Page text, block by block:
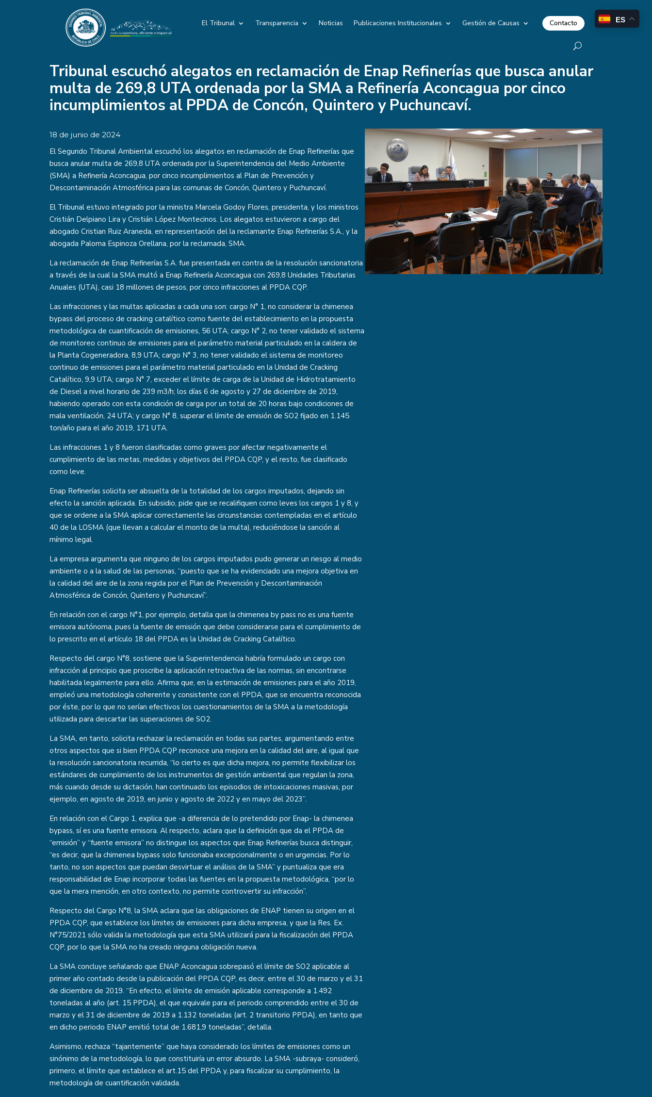
El Tribunal Transparencia Noticias Publicaciones Institucionales Gestión de Causas Contacto
Tribunal escuchó alegatos en reclamación de Enap Refinerías que busca anular
multa de 269,8 UTA ordenada por la SMA a Refinería Aconcagua por cinco
incumplimientos al PPDA de Concón, Quintero y Puchuncaví.
18 de junio de 2024
El Segundo Tribunal Ambiental escuchó los alegatos en reclamación de Enap Refinerías que
busca anular multa de 269,8 UTA ordenada por la Superintendencia del Medio Ambiente
(SMA) a Refinería Aconcagua, por cinco incumplimientos al Plan de Prevención y
Descontaminación Atmosférica para las comunas de Concón, Quintero y Puchuncaví.
El Tribunal estuvo integrado por la ministra Marcela Godoy Flores, presidenta, y los ministros
Cristián Delpiano Lira y Cristián López Montecinos. Los alegatos estuvieron a cargo del
abogado Cristian Ruiz Araneda, en representación del la reclamante Enap Refinerías S.A., y la
abogada Paloma Espinoza Orellana, por la reclamada, SMA.
La reclamación de Enap Refinerías S.A. fue presentada en contra de la resolución sancionatoria
a través de la cual la SMA multó a Enap Refinería Aconcagua con 269,8 Unidades Tributarias
Anuales (UTA), casi 18 millones de pesos, por cinco infracciones al PPDA CQP.
Las infracciones y las multas aplicadas a cada una son: cargo N° 1, no considerar la chimenea
bypass del proceso de cracking catalítico como fuente del establecimiento en la propuesta
metodológica de cuantificación de emisiones, 56 UTA; cargo N° 2, no tener validado el sistema
de monitoreo continuo de emisiones para el parámetro material particulado en la caldera de
la Planta Cogeneradora, 8,9 UTA; cargo N° 3, no tener validado el sistema de monitoreo
continuo de emisiones para el parámetro material particulado en la Unidad de Cracking
Catalítico, 9,9 UTA; cargo N° 7, exceder el límite de carga de la Unidad de Hidrotratamiento
de Diesel a nivel horario de 239 m3/h; los días 6 de agosto y 27 de diciembre de 2019,
habiendo operado con esta condición de carga por un total de 20 horas bajo condiciones de
mala ventilación, 24 UTA; y cargo N° 8, superar el límite de emisión de SO2 fijado en 1.145
ton/año para el año 2019, 171 UTA.
Las infracciones 1 y 8 fueron clasificadas como graves por afectar negativamente el
cumplimiento de las metas, medidas y objetivos del PPDA CQP, y el resto, fue clasificado
como leve.
Enap Refinerías solicita ser absuelta de la totalidad de los cargos imputados, dejando sin
efecto la sanción aplicada. En subsidio, pide que se recalifiquen como leves los cargos 1 y 8, y
que se ordene a la SMA aplicar correctamente las circunstancias contempladas en el artículo
40 de la LOSMA (que llevan a calcular el monto de la multa), reduciéndose la sanción al
mínimo legal.
La empresa argumenta que ninguno de los cargos imputados pudo generar un riesgo al medio
ambiente o a la salud de las personas, “puesto que se ha evidenciado una mejora objetiva en
la calidad del aire de la zona regida por el Plan de Prevención y Descontaminación
Atmosférica de Concón, Quintero y Puchuncaví”.
En relación con el cargo N°1, por ejemplo, detalla que la chimenea by pass no es una fuente
emisora autónoma, pues la fuente de emisión que debe considerarse para el cumplimiento de
lo prescrito en el artículo 18 del PPDA es la Unidad de Cracking Catalítico.
Respecto del cargo N°8, sostiene que la Superintendencia habría formulado un cargo con
infracción al principio que proscribe la aplicación retroactiva de las normas, sin encontrarse
habilitada legalmente para ello. Afirma que, en la estimación de emisiones para el año 2019,
empleó una metodología coherente y consistente con el PPDA, que se encuentra reconocida
por éste, por lo que no serían efectivos los cuestionamientos de la SMA a la metodología
utilizada para descartar las superaciones de SO2.
La SMA, en tanto, solicita rechazar la reclamación en todas sus partes, argumentando entre
otros aspectos que si bien PPDA CQP reconoce una mejora en la calidad del aire, al igual que
la resolución sancionatoria recurrida, “lo cierto es que dicha mejora, no permite flexibilizar los
estándares de cumplimiento de los instrumentos de gestión ambiental que regulan la zona,
más cuando desde su dictación, han continuado los episodios de intoxicaciones masivas, por
ejemplo, en agosto de 2019, en junio y agosto de 2022 y en mayo del 2023”.
En relación con el Cargo 1, explica que -a diferencia de lo pretendido por Enap- la chimenea
bypass, sí es una fuente emisora. Al respecto, aclara que la definición que da el PPDA de
“emisión” y “fuente emisora” no distingue los aspectos que Enap Refinerías busca distinguir,
“es decir, que la chimenea bypass solo funcionaba excepcionalmente o en urgencias. Por lo
tanto, no son aspectos que puedan desvirtuar el análisis de la SMA” y puntualiza que era
responsabilidad de Enap incorporar todas las fuentes en la propuesta metodológica, “por lo
que la mera mención, en otro contexto, no permite controvertir su infracción”.
Respecto del Cargo N°8, la SMA aclara que las obligaciones de ENAP tienen su origen en el
PPDA CQP, que establece los límites de emisiones para dicha empresa, y que la Res. Ex.
N°75/2021 sólo valida la metodología que esta SMA utilizará para la fiscalización del PPDA
CQP, por lo que la SMA no ha creado ninguna obligación nueva.
La SMA concluye señalando que ENAP Aconcagua sobrepasó el límite de SO2 aplicable al
primer año contado desde la publicación del PPDA CQP, es decir, entre el 30 de marzo y el 31
de diciembre de 2019. “En efecto, el límite de emisión aplicable corresponde a 1.492
toneladas al año (art. 15 PPDA), el que equivale para el periodo comprendido entre el 30 de
marzo y el 31 de diciembre de 2019 a 1.132 toneladas (art. 2 transitorio PPDA), en tanto que
en dicho periodo ENAP emitió total de 1.681,9 toneladas”, detalla.
Asimismo, rechaza “tajantemente” que haya considerado los límites de emisiones como un
sinónimo de la metodología, lo que constituiría un error absurdo. La SMA -subraya- consideró,
primero, el límite que establece el art.15 del PPDA y, para fiscalizar su cumplimiento, la
metodología de cuantificación validada.
ES